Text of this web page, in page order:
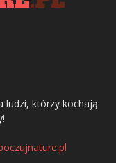
ludzi, którzy kochają